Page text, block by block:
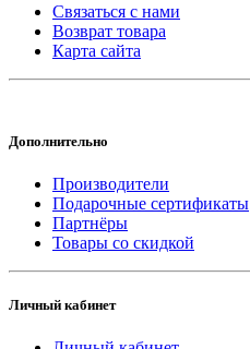
Связаться с нами
Возврат товара
Карта сайта
Дополнительно
Производители
Подарочные сертификаты
Партнёры
Товары со скидкой
Личный кабинет